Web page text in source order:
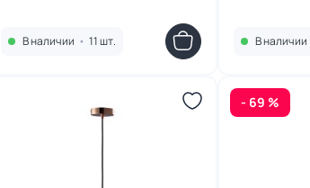
В наличии • 11 шт. В наличии
- 69 %